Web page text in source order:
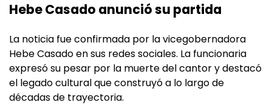
Hebe Casado anunció su partida
La noticia fue confirmada por la vicegobernadora
Hebe Casado en sus redes sociales. La funcionaria
expresó su pesar por la muerte del cantor y destacó
el legado cultural que construyó a lo largo de
décadas de trayectoria.